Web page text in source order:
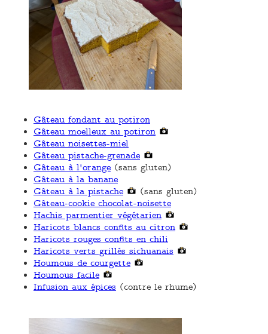
Gâteau fondant au potiron
Gâteau moelleux au potiron
Gâteau noisettes-miel
Gâteau pistache-grenade
Gâteau à l'orange (sans gluten)
Gâteau à la banane
Gâteau à la pistache
(sans gluten)
Gâteau-cookie chocolat-noisette
Hachis parmentier végétarien
Haricots blancs confits au citron
Haricots rouges confits en chili
Haricots verts grillés sichuanais
Houmous de courgette
Houmous facile
Infusion aux épices (contre le rhume)